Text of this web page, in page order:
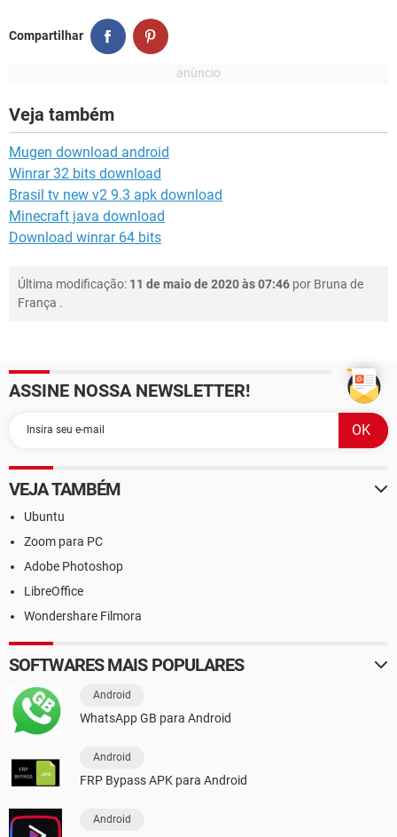
Compartilhar
Veja também
Mugen download android
Winrar 32 bits download
Brasil tv new v2 9.3 apk download
Minecraft java download
Download winrar 64 bits
Última modificação: 11 de maio de 2020 às 07:46 por Bruna de
França .
ASSINE NOSSA NEWSLETTER!
VEJA TAMBÉM
Ubuntu
Zoom para PC
Adobe Photoshop
LibreOffice
Wondershare Filmora
SOFTWARES MAIS POPULARES
Android
WhatsApp GB para Android
Android
FRP Bypass APK para Android
Android